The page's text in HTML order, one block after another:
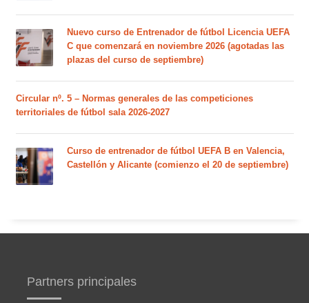
Nuevo curso de Entrenador de fútbol Licencia UEFA
C que comenzará en noviembre 2026 (agotadas las
plazas del curso de septiembre)
Circular nº. 5 – Normas generales de las competiciones
territoriales de fútbol sala 2026-2027
Curso de entrenador de fútbol UEFA B en Valencia,
Castellón y Alicante (comienzo el 20 de septiembre)
Partners principales